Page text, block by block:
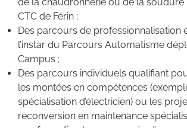
CTC de Férin ;
Des parcours de professionnalisation
l’instar du Parcours Automatisme
Campus ;
Des parcours individuels qualifiant
les montées en compétences
spécialisation d’électricien) ou les
reconversion en maintenance